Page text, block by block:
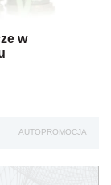
w
AUTOPROMOCJA